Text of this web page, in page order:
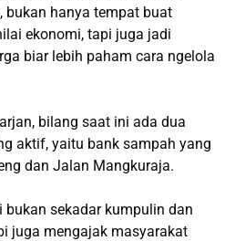
bukan hanya tempat buat
ekonomi, tapi juga jadi
biar lebih paham cara ngelola
bilang saat ini ada dua
aktif, yaitu bank sampah yang
dan Jalan Mangkuraja.
bukan sekadar kumpulin dan
juga mengajak masyarakat